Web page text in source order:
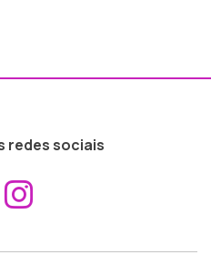
redes sociais
Aceder ao